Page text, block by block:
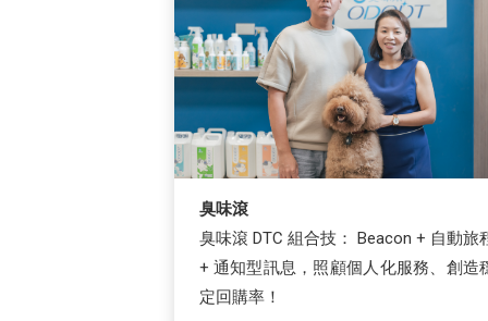
臭味滾
臭味滾 DTC 組合技： Beacon + 自動旅
+ 通知型訊息，照顧個人化服務、創造
定回購率！